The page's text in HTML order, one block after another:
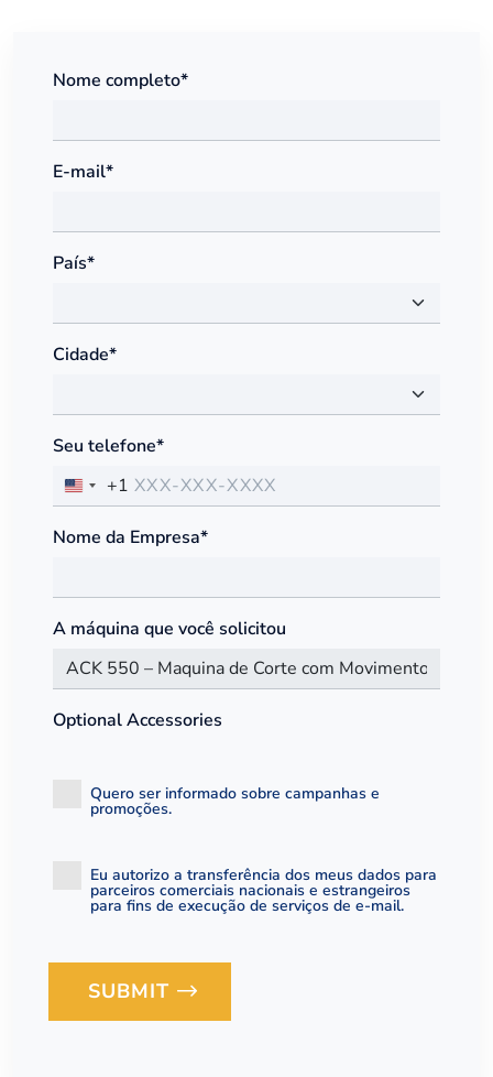
Nome completo*
E-mail*
País*
Cidade*
Seu telefone*
+1
Nome da Empresa*
A máquina que você solicitou
Optional Accessories
Quero ser informado sobre campanhas e
promoções.
Eu autorizo ​​a transferência dos meus dados para
parceiros comerciais nacionais e estrangeiros
para fins de execução de serviços de e-mail.
Loading...
SUBMIT